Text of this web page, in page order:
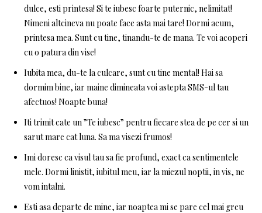
dulce, esti printesa! Si te iubesc foarte puternic, nelimitat!
Nimeni altcineva nu poate face asta mai tare! Dormi acum,
printesa mea. Sunt cu tine, tinandu-te de mana. Te voi acoperi
cu o patura din vise!
Iubita mea, du-te la culcare, sunt cu tine mental! Hai sa
dormim bine, iar maine dimineata voi astepta SMS-ul tau
afectuos! Noapte buna!
Iti trimit cate un ”Te iubesc” pentru fiecare stea de pe cer si un
sarut mare cat luna. Sa ma visezi frumos!
Imi doresc ca visul tau sa fie profund, exact ca sentimentele
mele. Dormi linistit, iubitul meu, iar la miezul noptii, in vis, ne
vom intalni.
Esti asa departe de mine, iar noaptea mi se pare cel mai greu